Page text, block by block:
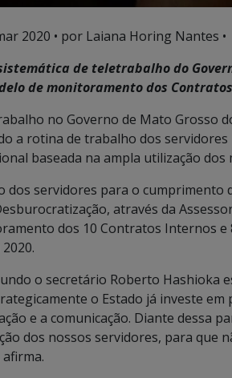
2020 • por Laiana Horing Nantes •
de teletrabalho do
de monitoramento dos
no Governo de Mato Grosso
a rotina de trabalho dos
baseada na ampla utilização dos
dos servidores para o cumprimento
através da
dos 10 Contratos Internos
o secretário Roberto Hashioka
o Estado já investe
e a comunicação. Diante dessa
dos nossos servidores, para que